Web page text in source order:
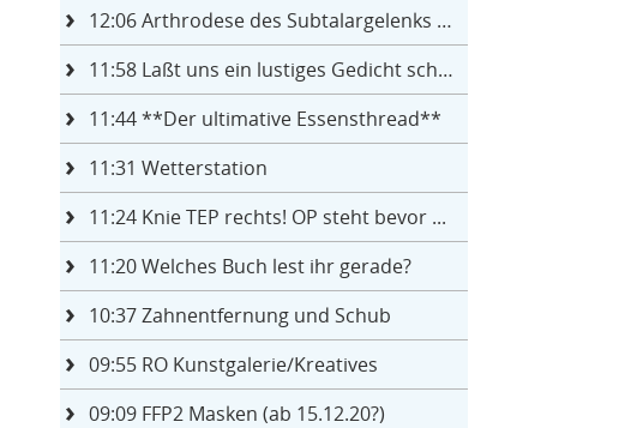
12:06Arthrodese des Subtalargelenks mit 27
11:58Laßt uns ein lustiges Gedicht schreiben- jeder einen Satz
11:44**Der ultimative Essensthread**
11:31 Wetterstation
11:24Knie TEP rechts! OP steht bevor ...
11:20Welches Buch lest ihr gerade?
10:37Zahnentfernung und Schub
09:55RO Kunstgalerie/Kreatives
09:09FFP2 Masken (ab 15.12.20?)